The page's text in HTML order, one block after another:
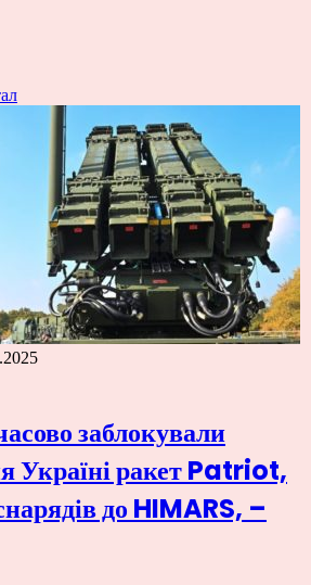
заблокували
Україні ракет Patriot,
до HIMARS, –